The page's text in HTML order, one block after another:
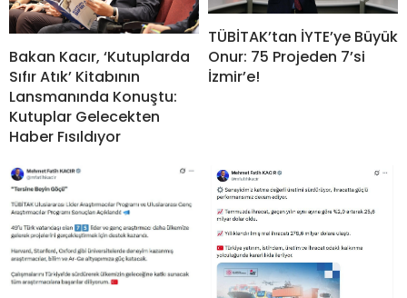
Bakan Kacır, ‘Kutuplarda
Sıfır Atık’ Kitabının
Lansmanında Konuştu:
Kutuplar Gelecekten
Haber Fısıldıyor
TÜBİTAK’tan İYTE’ye Büyük
Onur: 75 Projeden 7’si
İzmir’e!